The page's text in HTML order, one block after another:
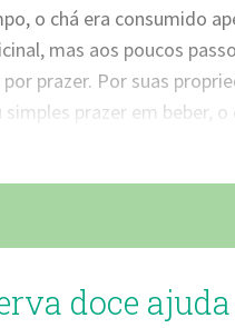
nativa e muito
o chá era consumido
mas aos poucos
prazer. Por suas
prazer em beber,
lugar na mesa do
e ideal para ser
doce